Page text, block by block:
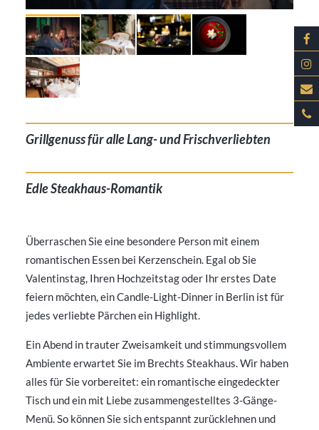
Grillgenuss für alle Lang- und Frischverliebten
Edle Steakhaus-Romantik
Überraschen Sie eine besondere Person mit einem
romantischen Essen bei Kerzenschein. Egal ob Sie
Valentinstag, Ihren Hochzeitstag oder Ihr erstes Date
feiern möchten, ein Candle-Light-Dinner in Berlin ist für
jedes verliebte Pärchen ein Highlight.
Ein Abend in trauter Zweisamkeit und stimmungsvollem
Ambiente erwartet Sie im Brechts Steakhaus. Wir haben
alles für Sie vorbereitet: ein romantische eingedeckter
Tisch und ein mit Liebe zusammengestelltes 3-Gänge-
Menü. So können Sie sich entspannt zurücklehnen und